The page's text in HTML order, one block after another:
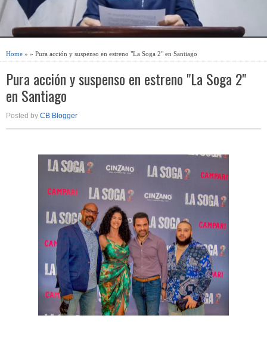
Home » » Pura acción y suspenso en estreno "La Soga 2" en Santiago
Pura acción y suspenso en estreno "La Soga 2"
en Santiago
Posted by CB Blogger